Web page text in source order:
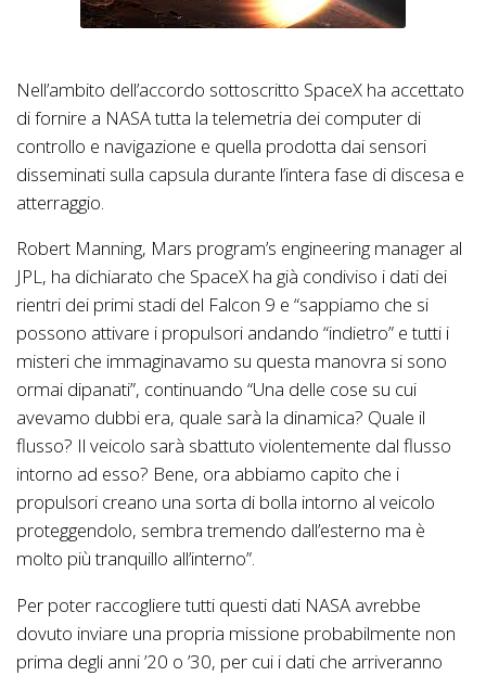
Nell’ambito dell’accordo sottoscritto SpaceX ha accettato
di fornire a NASA tutta la telemetria dei computer di
controllo e navigazione e quella prodotta dai sensori
disseminati sulla capsula durante l’intera fase di discesa e
atterraggio.
Robert Manning, Mars program’s engineering manager al
JPL, ha dichiarato che SpaceX ha già condiviso i dati dei
rientri dei primi stadi del Falcon 9 e “sappiamo che si
possono attivare i propulsori andando “indietro” e tutti i
misteri che immaginavamo su questa manovra si sono
ormai dipanati”, continuando “Una delle cose su cui
avevamo dubbi era, quale sarà la dinamica? Quale il
flusso? Il veicolo sarà sbattuto violentemente dal flusso
intorno ad esso? Bene, ora abbiamo capito che i
propulsori creano una sorta di bolla intorno al veicolo
proteggendolo, sembra tremendo dall’esterno ma è
molto più tranquillo all’interno”.
Per poter raccogliere tutti questi dati NASA avrebbe
dovuto inviare una propria missione probabilmente non
prima degli anni ’20 o ’30, per cui i dati che arriveranno